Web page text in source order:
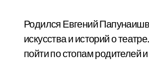
Родился Евгений
искусства и историй о
пойти по стопам родителей